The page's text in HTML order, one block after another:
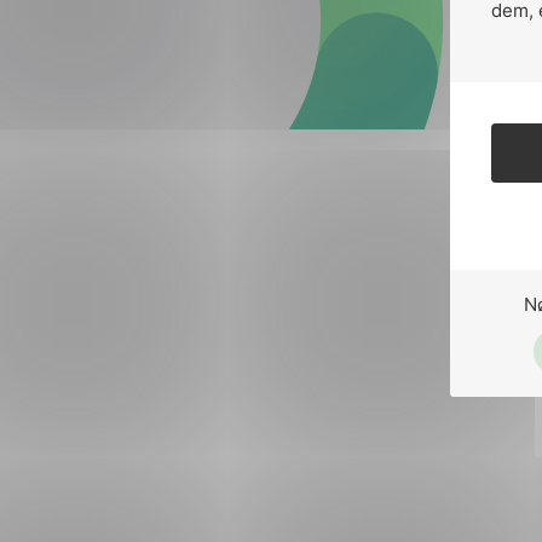
dem,
Forsvar og beredskap
Industri og automatisering
Lavspenning
Maritime elinstallasjoner